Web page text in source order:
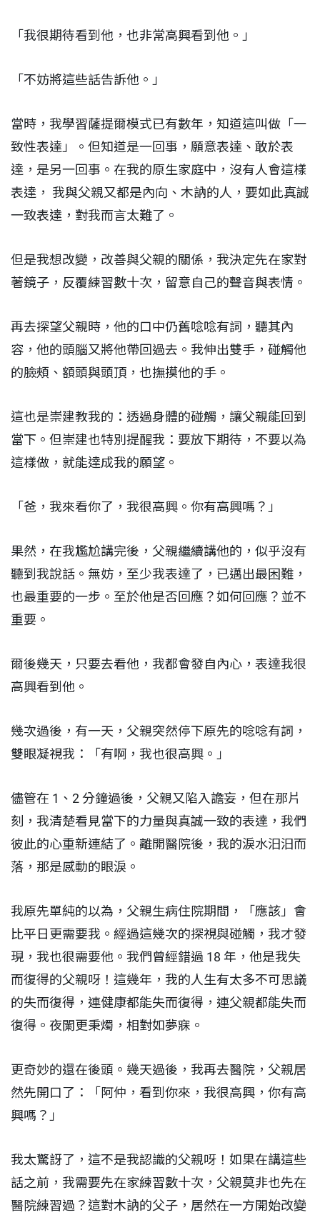
「我很期待看到他，也非常高興看到他。」
「不妨將這些話告訴他。」
當時，我學習薩提爾模式已有數年，知道這叫做「一
致性表達」。但知道是一回事，願意表達、敢於表
達，是另一回事。在我的原生家庭中，沒有人會這樣
表達， 我與父親又都是內向、木訥的人，要如此真誠
一致表達，對我而言太難了。
但是我想改變，改善與父親的關係，我決定先在家對
著鏡子，反覆練習數十次，留意自己的聲音與表情。
再去探望父親時，他的口中仍舊唸唸有詞，聽其內
容，他的頭腦又將他帶回過去。我伸出雙手，碰觸他
的臉頰、額頭與頭頂，也撫摸他的手。
這也是崇建教我的：透過身體的碰觸，讓父親能回到
當下。但崇建也特別提醒我：要放下期待，不要以為
這樣做，就能達成我的願望。
「爸，我來看你了，我很高興。你有高興嗎？」
果然，在我尷尬講完後，父親繼續講他的，似乎沒有
聽到我說話。無妨，至少我表達了，已邁出最困難，
也最重要的一步。至於他是否回應？如何回應？並不
重要。
爾後幾天，只要去看他，我都會發自內心，表達我很
高興看到他。
幾次過後，有一天，父親突然停下原先的唸唸有詞，
雙眼凝視我：「有啊，我也很高興。」
儘管在 1、2 分鐘過後，父親又陷入譫妄，但在那片
刻，我清楚看見當下的力量與真誠一致的表達，我們
彼此的心重新連結了。離開醫院後，我的淚水汩汩而
落，那是感動的眼淚。
我原先單純的以為，父親生病住院期間，「應該」會
比平日更需要我。經過這幾次的探視與碰觸，我才發
現，我也很需要他。我們曾經錯過 18 年，他是我失
而復得的父親呀！這幾年，我的人生有太多不可思議
的失而復得，連健康都能失而復得，連父親都能失而
復得。夜闌更秉燭，相對如夢寐。
更奇妙的還在後頭。幾天過後，我再去醫院，父親居
然先開口了：「阿仲，看到你來，我很高興，你有高
興嗎？」
我太驚訝了，這不是我認識的父親呀！如果在講這些
話之前，我需要先在家練習數十次，父親莫非也先在
醫院練習過？這對木訥的父子，居然在一方開始改變